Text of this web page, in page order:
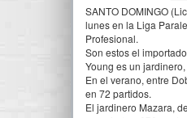
SANTO DOMINGO
lunes en la Liga
Profesional.
Son estos el
Young es un
En el verano, entre
en 72 partidos.
El jardinero Mazara,